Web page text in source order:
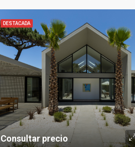
DESTACADA
Consultar precio
DESTACADA
Venta USD